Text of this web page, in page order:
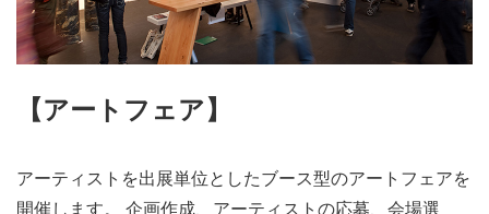
【アートフェア】
アーティストを出展単位としたブース型のアートフェアを
開催します。 企画作成、アーティストの応募、会場選